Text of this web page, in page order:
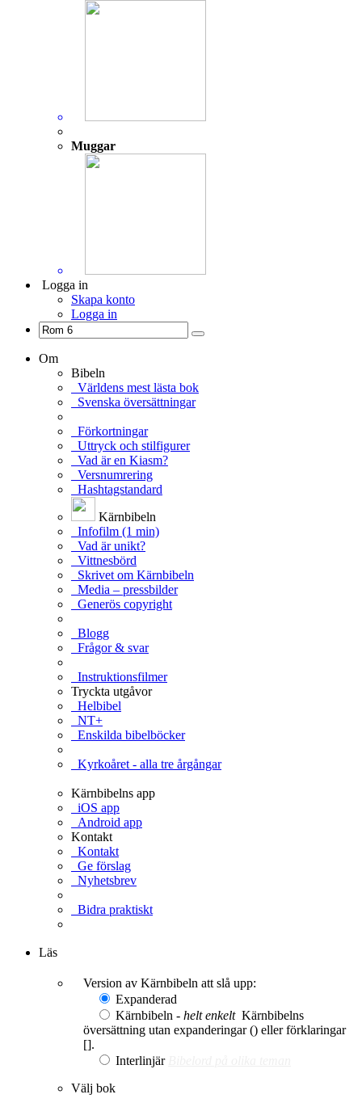
Muggar
Logga in
Skapa konto
Logga in
Om
Bibeln
Världens mest lästa bok
Svenska översättningar
Förkortningar
Uttryck och stilfigurer
Vad är en Kiasm?
Versnumrering
Hashtagstandard
Kärnbibeln
Infofilm (1 min)
Vad är unikt?
Vittnesbörd
Skrivet om Kärnbibeln
Media – pressbilder
Generös copyright
Blogg
Frågor & svar
Instruktionsfilmer
Tryckta utgåvor
Helbibel
NT+
Enskilda bibelböcker
Kyrkoåret - alla tre årgångar
Kärnbibelns app
iOS app
Android app
Kontakt
Kontakt
Ge förslag
Nyhetsbrev
Bidra praktiskt
Läs
Version av Kärnbibeln att slå upp:
Expanderad
Kärnbibeln - helt enkelt Kärnbibelns
översättning utan expanderingar () eller förklaringar
[].
Interlinjär
Välj bok